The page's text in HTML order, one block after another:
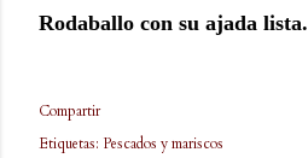
Rodaballo con su ajada lista.
Compartir
Etiquetas: Pescados y mariscos